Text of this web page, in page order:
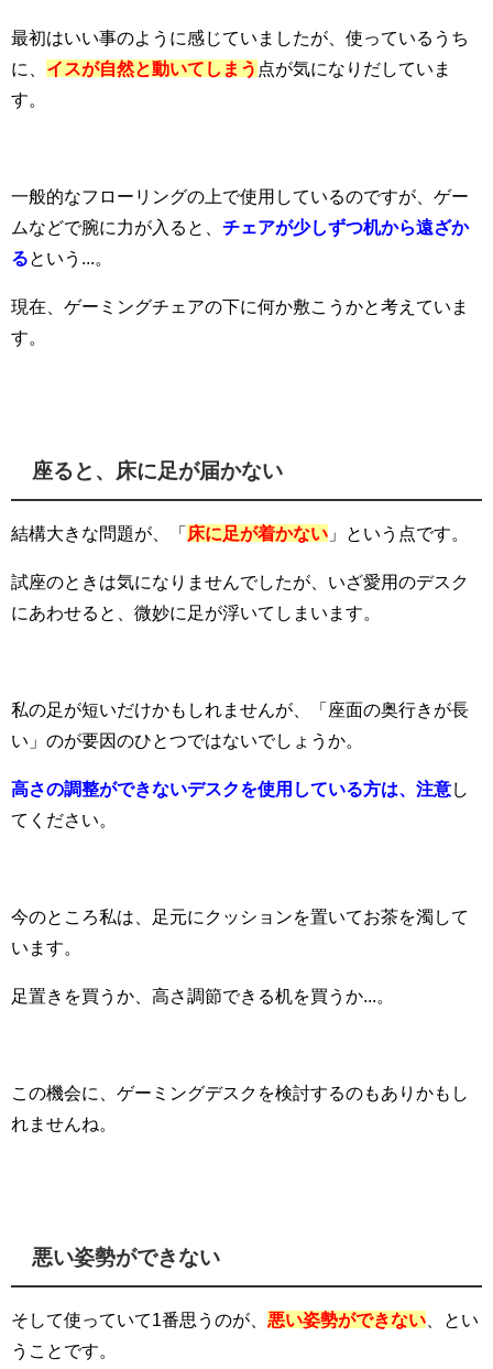
最初はいい事のように感じていましたが、使っているうち
に、 イスが自然と動いてしまう 点が気になりだしていま
す。
一般的なフローリングの上で使用しているのですが、ゲー
ムなどで腕に力が入ると、 チェアが少しずつ机から遠ざか
るという...。
現在、ゲーミングチェアの下に何か敷こうかと考えていま
す。
座ると、床に足が届かない
結構大きな問題が、「 床に足が着かない 」という点です。
試座のときは気になりませんでしたが、いざ愛用のデスク
にあわせると、微妙に足が浮いてしまいます。
私の足が短いだけかもしれませんが、「座面の奥行きが長
い」のが要因のひとつではないでしょうか。
高さの調整ができないデスクを使用している方は、注意し
てください。
今のところ私は、足元にクッションを置いてお茶を濁して
います。
足置きを買うか、高さ調節できる机を買うか...。
この機会に、ゲーミングデスクを検討するのもありかもし
れませんね。
悪い姿勢ができない
そして使っていて1番思うのが、 悪い姿勢ができない 、とい
うことです。